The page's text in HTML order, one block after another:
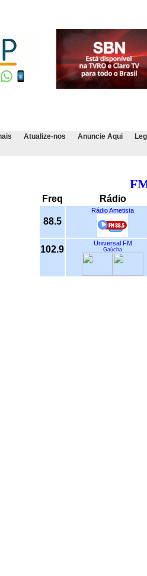
Atualize-nos Anuncie Aqui
Freq Rádio
88.5
Rádio Ametista
102.9
Universal FM
Gaúcha